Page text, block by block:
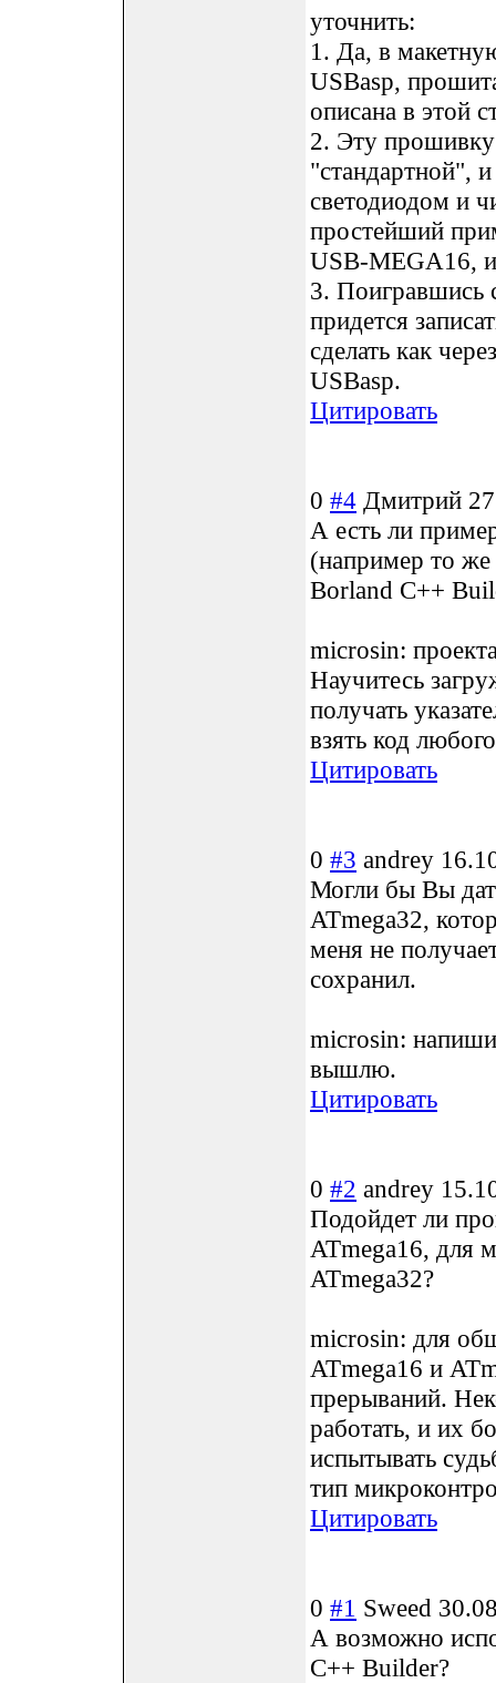
уточнить:
1. Да, в
USBasp,
описана в этой
2. Эту прошивку
"стандартной",
светодиодом и
простейший
USB-MEGA16,
3. Поигравшись
придется
сделать как
USBasp.
Цитировать
0 #4 Дмитрий
А есть ли
(например то же
Borland C++
microsin:
Научитесь
получать
взять код
Цитировать
0 #3 andrey
Могли бы Вы
ATmega32,
меня не
сохранил.
microsin:
вышлю.
Цитировать
0 #2 andrey
Подойдет ли
ATmega16, для
ATmega32?
microsin: для
ATmega16 и
прерываний.
работать, и их
испытывать
тип
Цитировать
0 #1 Sweed
А возможно
C++ Builder?